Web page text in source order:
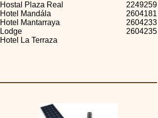
Hostal Plaza Real
Hotel Mandála
Hotel Mantarraya
Lodge
Hotel La Terraza
2249259
2604181
2604233
2604235